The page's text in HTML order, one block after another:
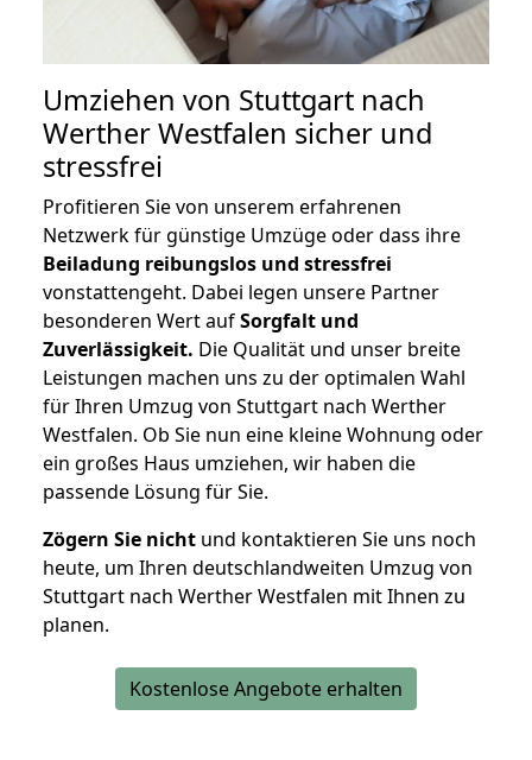
Umziehen von Stuttgart nach
Werther Westfalen sicher und
stressfrei
Profitieren Sie von unserem erfahrenen
Netzwerk für günstige Umzüge oder dass ihre
Beiladung reibungslos und stressfrei
vonstattengeht. Dabei legen unsere Partner
besonderen Wert aufSorgfalt und
Zuverlässigkeit. Die Qualität und unser breite
Leistungen machen uns zu der optimalen Wahl
für Ihren Umzug von Stuttgart nach Werther
Westfalen. Ob Sie nun eine kleine Wohnung oder
ein großes Haus umziehen, wir haben die
passende Lösung für Sie.
Zögern Sie nicht und kontaktieren Sie uns noch
heute, um Ihren deutschlandweiten Umzug von
Stuttgart nach Werther Westfalen mit Ihnen zu
planen.
Kostenlose Angebote erhalten